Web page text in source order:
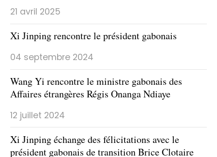
21 avril 2025
Xi Jinping rencontre le président gabonais
04 septembre 2024
Wang Yi rencontre le ministre gabonais des
Affaires étrangères Régis Onanga Ndiaye
12 juillet 2024
Xi Jinping échange des félicitations avec le
président gabonais de transition Brice Clotaire